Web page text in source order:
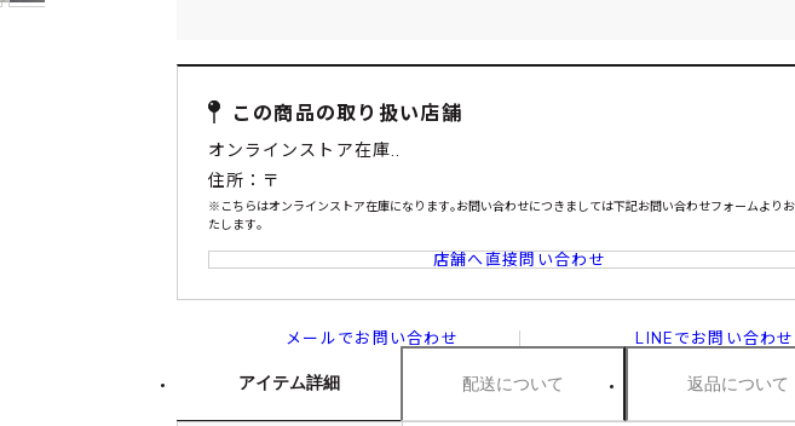
この商品の取り扱い店舗
オンラインストア在庫..
住所：〒
※こちらはオンラインストア在庫になります｡お問い合わせにつきましては下記お問い合わせフォームより
たします｡
店舗へ直接問い合わせ
メールでお問い合わせ LINEでお問い合わせ
アイテム詳細 配送について 返品について